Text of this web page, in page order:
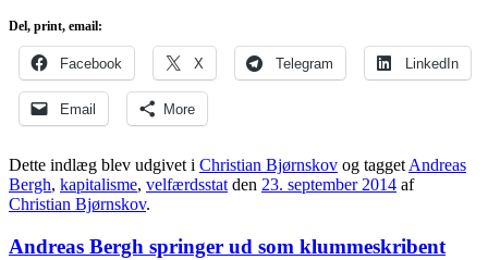
Del, print, email:
Facebook X Telegram LinkedIn
Email More
Dette indlæg blev udgivet i Christian Bjørnskov og tagget Andreas
Bergh, kapitalisme, velfærdsstat den 23. september 2014 af
Christian Bjørnskov.
Andreas Bergh springer ud som klummeskribent